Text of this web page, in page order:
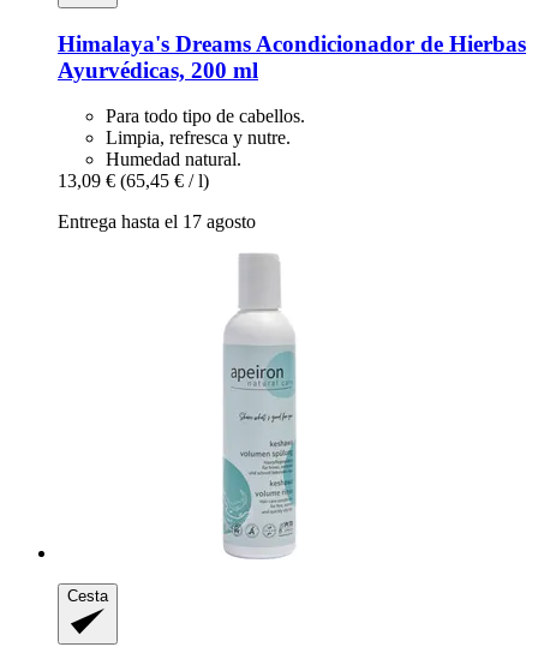
Himalaya's Dreams Acondicionador de Hierbas
Ayurvédicas, 200 ml
Para todo tipo de cabellos.
Limpia, refresca y nutre.
Humedad natural.
13,09 € (65,45 € / l)
Entrega hasta el 17 agosto
Cesta